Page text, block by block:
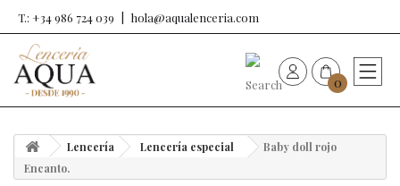
T.: +34 986 724 039 hola@aqualenceria.com
0
Lencería Lencería especial
Baby doll rojo
Encanto.